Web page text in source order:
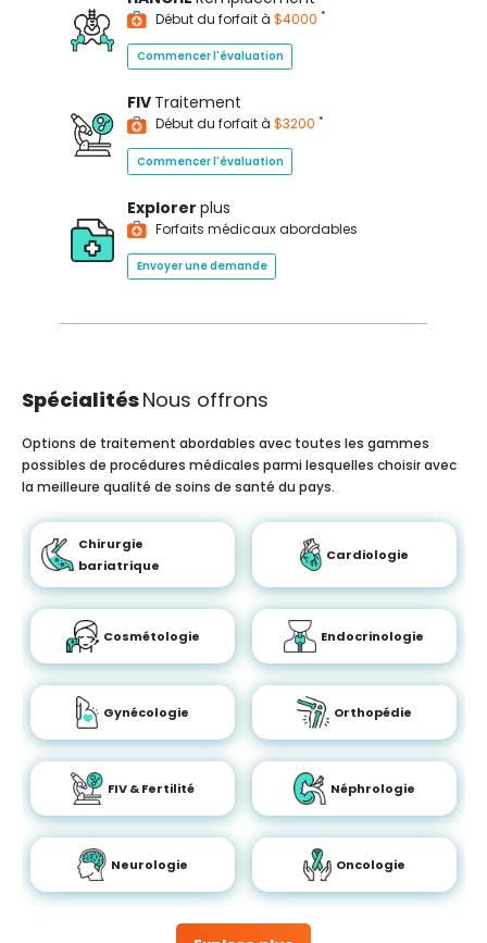
Début du forfait à $4000 *
Commencer l'évaluation
FIV Traitement
Début du forfait à $3200 *
Commencer l'évaluation
Explorer plus
Forfaits médicaux abordables
Envoyer une demande
SpécialitésNous offrons
Options de traitement abordables avec toutes les gammes
possibles de procédures médicales parmi lesquelles choisir avec
la meilleure qualité de soins de santé du pays.
Chirurgie
bariatrique
Cardiologie
Cosmétologie Endocrinologie
Gynécologie Orthopédie
FIV & Fertilité Néphrologie
Neurologie Oncologie